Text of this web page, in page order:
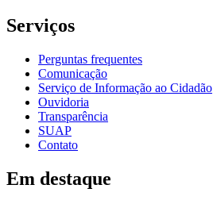
Serviços
Perguntas frequentes
Comunicação
Serviço de Informação ao Cidadão
Ouvidoria
Transparência
SUAP
Contato
Em destaque